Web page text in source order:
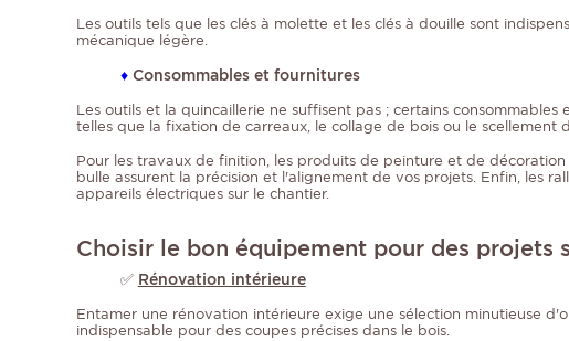
Les outils tels que les clés à molette et les clés à douille sont
mécanique légère.
♦ Consommables et fournitures
Les outils et la quincaillerie ne suffisent pas ; certains
telles que la fixation de carreaux, le collage de bois ou le scellement
Pour les travaux de finition, les produits de peinture et de
bulle assurent la précision et l'alignement de vos projets. Enfin, les
appareils électriques sur le chantier.
Choisir le bon équipement pour des projets
✅ Rénovation intérieure
Entamer une rénovation intérieure exige une sélection minutieuse
indispensable pour des coupes précises dans le bois.